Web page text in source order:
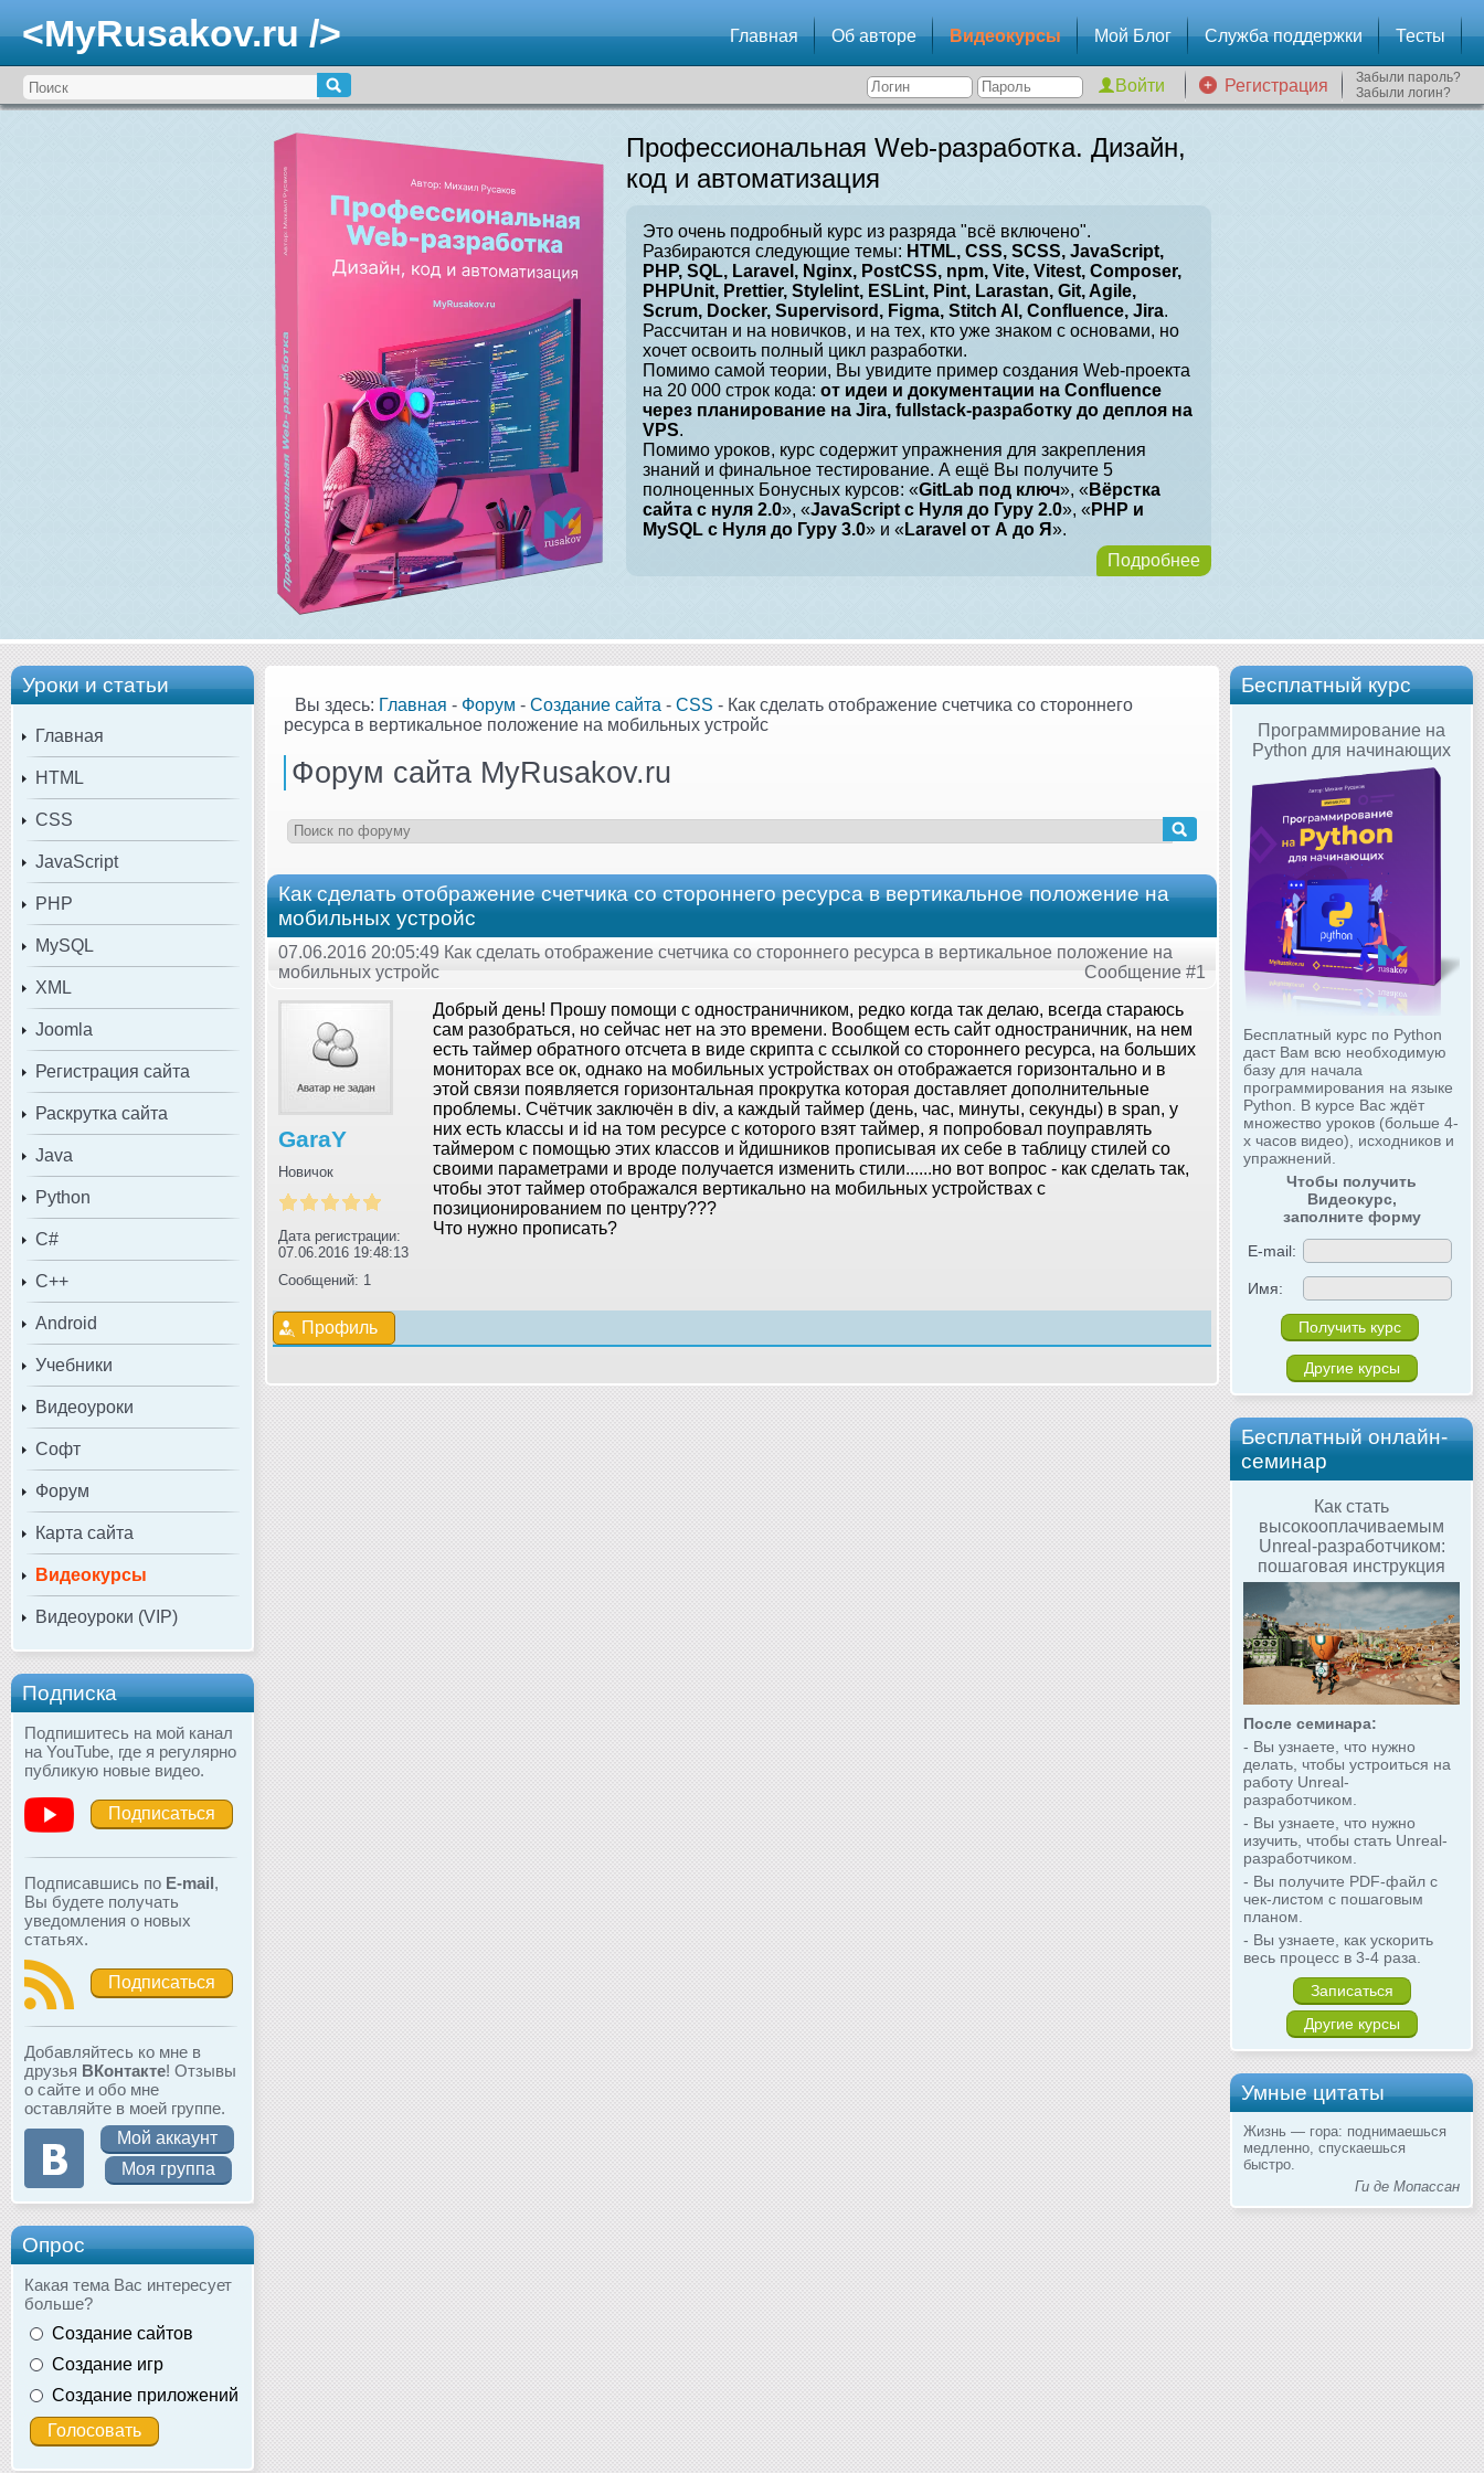
<MyRusakov.ru /> Главная Об авторе Видеокурсы Мой Блог Служба поддержки Тесты
Регистрация
Забыли пароль?
Забыли логин?
Профессиональная Web-разработка. Дизайн,
код и автоматизация
Это очень подробный курс из разряда "всё включено".
Разбираются следующие темы: HTML, CSS, SCSS, JavaScript,
PHP, SQL, Laravel, Nginx, PostCSS, npm, Vite, Vitest, Composer,
PHPUnit, Prettier, Stylelint, ESLint, Pint, Larastan, Git, Agile,
Scrum, Docker, Supervisord, Figma, Stitch AI, Confluence, Jira.
Рассчитан и на новичков, и на тех, кто уже знаком с основами, но
хочет освоить полный цикл разработки.
Помимо самой теории, Вы увидите пример создания Web-проекта
на 20 000 строк кода: от идеи и документации на Confluence
через планирование на Jira, fullstack-разработку до деплоя на
VPS.
Помимо уроков, курс содержит упражнения для закрепления
знаний и финальное тестирование. А ещё Вы получите 5
полноценных Бонусных курсов: «GitLab под ключ», « Вёрстка
сайта с нуля 2.0», «JavaScript с Нуля до Гуру 2.0», «PHP и
MySQL с Нуля до Гуру 3.0» и « Laravel от А до Я».
Подробнее
Уроки и статьи
Главная
HTML
CSS
JavaScript
PHP
MySQL
XML
Joomla
Регистрация сайта
Раскрутка сайта
Java
Python
C#
C++
Android
Учебники
Видеоуроки
Софт
Форум
Карта сайта
Видеокурсы
Видеоуроки (VIP)
Подписка
Подпишитесь на мой канал
на YouTube, где я регулярно
публикую новые видео.
Подписаться
Подписавшись по E-mail,
Вы будете получать
уведомления о новых
статьях.
Подписаться
Добавляйтесь ко мне в
друзья ВКонтакте! Отзывы
о сайте и обо мне
оставляйте в моей группе.
Мой аккаунт
Моя группа
Опрос
Какая тема Вас интересует
больше?
Создание сайтов
Создание игр
Создание приложений
Бесплатный курс
Программирование на
Python для начинающих
Бесплатный курс по Python
даст Вам всю необходимую
базу для начала
программирования на языке
Python. В курсе Вас ждёт
множество уроков (больше 4-
х часов видео), исходников и
упражнений.
Чтобы получить
Видеокурс,
заполните форму
E-mail:
Имя:
Другие курсы
Бесплатный онлайн-
семинар
Как стать
высокооплачиваемым
Unreal-разработчиком:
пошаговая инструкция
После семинара:
- Вы узнаете, что нужно
делать, чтобы устроиться на
работу Unreal-
разработчиком.
- Вы узнаете, что нужно
изучить, чтобы стать Unreal-
разработчиком.
- Вы получите PDF-файл с
чек-листом с пошаговым
планом.
- Вы узнаете, как ускорить
весь процесс в 3-4 раза.
Записаться
Другие курсы
Умные цитаты
Жизнь — гора: поднимаешься
медленно, спускаешься
быстро.
Ги де Мопассан
Вы здесь: Главная - Форум - Создание сайта - CSS - Как сделать отображение счетчика со стороннего
ресурса в вертикальное положение на мобильных устройс
Форум сайта MyRusakov.ru
Как сделать отображение счетчика со стороннего ресурса в вертикальное положение на
мобильных устройс
07.06.2016 20:05:49 Как сделать отображение счетчика со стороннего ресурса в вертикальное положение на
мобильных устройс
Сообщение #1
GaraY
Новичок
Дата регистрации:
07.06.2016 19:48:13
Сообщений: 1
Добрый день! Прошу помощи с одностраничником, редко когда так делаю, всегда стараюсь
сам разобраться, но сейчас нет на это времени. Вообщем есть сайт одностраничник, на нем
есть таймер обратного отсчета в виде скрипта с ссылкой со стороннего ресурса, на больших
мониторах все ок, однако на мобильных устройствах он отображается горизонтально и в
этой связи появляется горизонтальная прокрутка которая доставляет дополнительные
проблемы. Счётчик заключён в div, а каждый таймер (день, час, минуты, секунды) в span, у
них есть классы и id на том ресурсе с которого взят таймер, я попробовал поуправлять
таймером с помощью этих классов и йдишников прописывая их себе в таблицу стилей со
своими параметрами и вроде получается изменить стили......но вот вопрос - как сделать так,
чтобы этот таймер отображался вертикально на мобильных устройствах с
позиционированием по центру???
Что нужно прописать?
Профиль